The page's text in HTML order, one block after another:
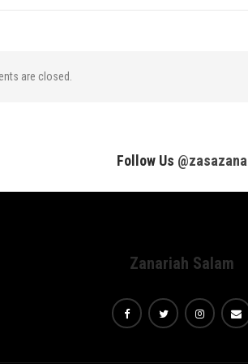
are closed.
Follow Us @zasazana
Zanariah Salam